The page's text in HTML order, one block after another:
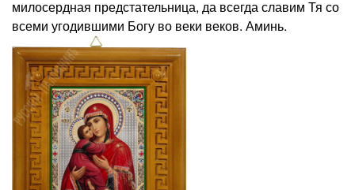
милосердная предстательница, да всегда славим Тя со
всеми угодившими Богу во веки веков. Аминь.